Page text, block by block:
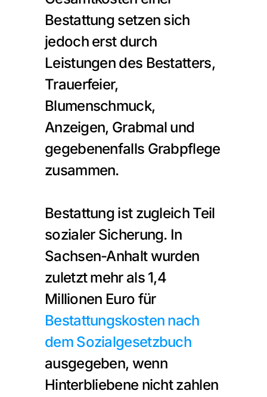
Bestattung setzen sich
jedoch erst durch
Leistungen des Bestatters,
Trauerfeier,
Blumenschmuck,
Anzeigen, Grabmal und
gegebenenfalls Grabpflege
zusammen.
Bestattung ist zugleich Teil
sozialer Sicherung. In
Sachsen-Anhalt wurden
zuletzt mehr als 1,4
Millionen Euro für
Bestattungskosten nach
dem Sozialgesetzbuch
ausgegeben, wenn
Hinterbliebene nicht zahlen